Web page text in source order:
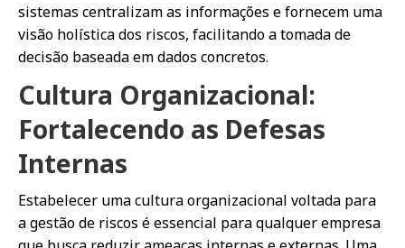
sistemas centralizam as informações e fornecem uma
visão holística dos riscos, facilitando a tomada de
decisão baseada em dados concretos.
Cultura Organizacional:
Fortalecendo as Defesas
Internas
Estabelecer uma cultura organizacional voltada para
a gestão de riscos é essencial para qualquer empresa